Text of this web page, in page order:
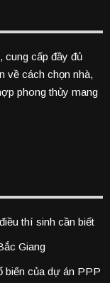
cung cấp đầy đủ
về cách chọn nhà,
phong thủy mang
thí sinh cần biết
Giang
biến của dự án PPP